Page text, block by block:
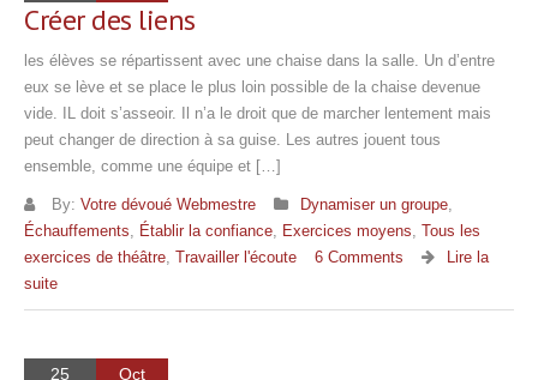
Créer des liens
les élèves se répartissent avec une chaise dans la salle. Un d’entre
eux se lève et se place le plus loin possible de la chaise devenue
vide. IL doit s’asseoir. Il n’a le droit que de marcher lentement mais
peut changer de direction à sa guise. Les autres jouent tous
ensemble, comme une équipe et […]
By: Votre dévoué Webmestre Dynamiser un groupe,
Échauffements, Établir la confiance, Exercices moyens, Tous les
exercices de théâtre, Travailler l'écoute 6 Comments
Lire la
suite
25 Oct